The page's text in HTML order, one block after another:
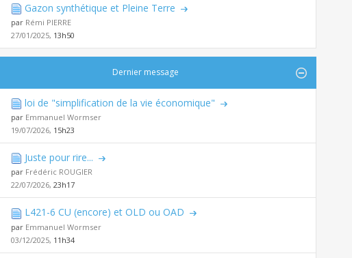
Gazon synthétique et Pleine Terre
par Rémi PIERRE
27/01/2025, 13h50
Dernier message
loi de "simplification de la vie économique"
par Emmanuel Wormser
19/07/2026, 15h23
Juste pour rire...
par Frédéric ROUGIER
22/07/2026,23h17
L421-6 CU (encore) et OLD ou OAD
par Emmanuel Wormser
03/12/2025, 11h34